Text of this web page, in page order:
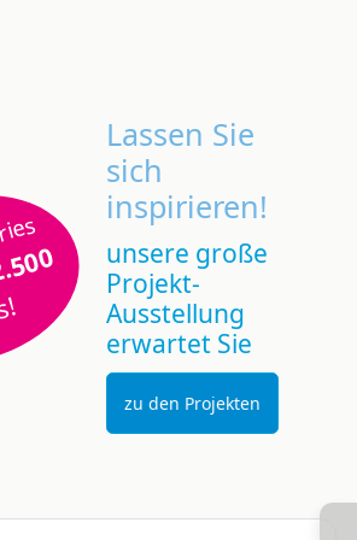
Lassen Sie
sich
inspirieren!
unsere große
Projekt-
Ausstellung
erwartet Sie
zu den Projekten